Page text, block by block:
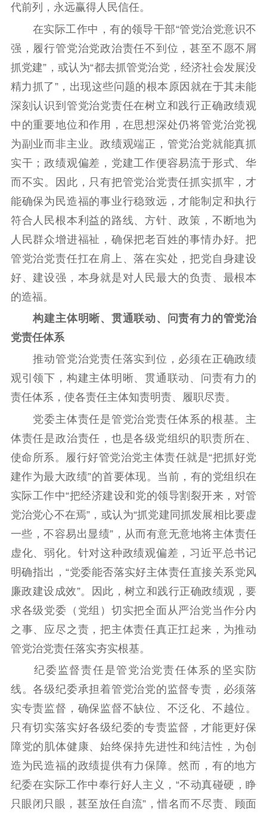
机关党建
党建要闻 学习在线
文化人才
紫金人才 职称评审
数据资源
公共服务
新时代公民素养
提升资源库
新闻出版
政务服务
作品著作权
登记服务
科研创新
服务管理平台
智库服务
管理平台
文艺创作
服务管理
文化产业
统计分析
数字出版
审读服务
新闻发布工作备
案管理系统
电影
服务
理论宣讲
政工继续教育学
责任编辑注册
业务申报系统
代前列，永远赢得人民信任。
在实际工作中，有的领导干部“管党治党意识不
强，履行管党治党政治责任不到位，甚至不愿不屑
抓党建”，或认为“都去抓管党治党，经济社会发展没
精力抓了”，出现这些问题的根本原因就在于其未能
深刻认识到管党治党责任在树立和践行正确政绩观
中的重要地位和作用，在思想深处仍将管党治党视
为副业而非主业。政绩观端正，管党治党就能真抓
实干；政绩观偏差，党建工作便容易流于形式、华
而不实。因此，只有把管党治党责任抓实抓牢，才
能确保为民造福的事业行稳致远，才能制定和执行
符合人民根本利益的路线、方针、政策，不断地为
人民群众增进福祉，确保把老百姓的事情办好。把
管党治党责任扛在肩上、落在实处，把党自身建设
好、建设强，本身就是对人民最大的负责、最根本
的造福。
构建主体明晰、贯通联动、问责有力的管党治
党责任体系
推动管党治党责任落实到位，必须在正确政绩
观引领下，构建主体明晰、贯通联动、问责有力的
责任体系，使各责任主体知责明责、履职尽责。
党委主体责任是管党治党责任体系的根基。主
体责任是政治责任，也是各级党组织的职责所在、
使命所系。履行好管党治党主体责任就是“把抓好党
建作为最大政绩”的首要体现。当前，有的党组织在
实际工作中“把经济建设和党的领导割裂开来，对管
党治党心不在焉”，或认为“抓党建同抓发展相比要虚
一些，不容易出显绩”，从而有意无意地将主体责任
虚化、弱化。针对这种政绩观偏差，习近平总书记
明确指出，“党委能否落实好主体责任直接关系党风
廉政建设成效”。因此，树立和践行正确政绩观，要
求各级党委（党组）切实把全面从严治党当作分内
之事、应尽之责，把主体责任真正扛起来，为推动
管党治党责任落实夯实根基。
纪委监督责任是管党治党责任体系的坚实防
线。各级纪委承担着管党治党的监督专责，必须落
实专责监督，确保监督不缺位、不泛化、不越位。
只有切实落实好各级纪委的专责监督，才能更好保
障党的肌体健康、始终保持先进性和纯洁性，为创
造为民造福的政绩提供有力保障。然而，有的地方
纪委在实际工作中奉行好人主义，“不动真碰硬，睁
只眼闭只眼，甚至放任自流”，惜名而不尽责、顾面